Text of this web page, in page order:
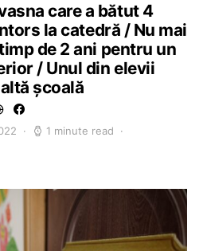
care a bătut 4
la catedră / Nu mai
de 2 ani pentru un
/ Unul din elevii
școală
1 minute read